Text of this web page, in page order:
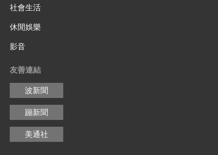
社會生活
休閒娛樂
影音
友善連結
波新聞
蹦新聞
美通社